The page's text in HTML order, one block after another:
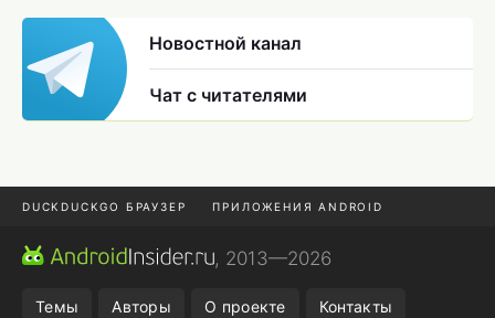
Новостной канал
Чат с читателями
DUCKDUCKGO БРАУЗЕР ПРИЛОЖЕНИЯ ANDROID
CHROME БРАУЗЕР
, 2013—2026
Темы Авторы О проекте Контакты